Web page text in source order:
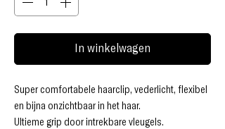
In winkelwagen
Super comfortabele haarclip, vederlicht, flexibel
en bijna onzichtbaar in het haar.
Ultieme grip door intrekbare vleugels.